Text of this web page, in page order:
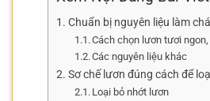
Chuẩn bị nguyên liệu làm
Cách chọn lươn tươi
Các nguyên liệu khác
Sơ chế lươn đúng cách để
Loại bỏ nhớt lươn